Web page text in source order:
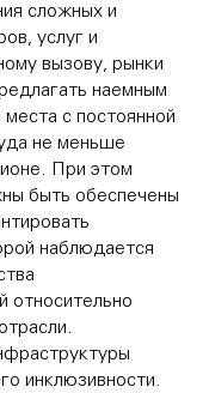
сложных и
услуг и
вызову, рынки
наемным
с постоянной
не меньше
При этом
быть обеспечены
наблюдается
относительно
инклюзивности.